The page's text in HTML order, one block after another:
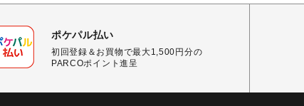
ポケパル払い
初回登録＆お買物で最大1,500円分の
PARCOポイント進呈